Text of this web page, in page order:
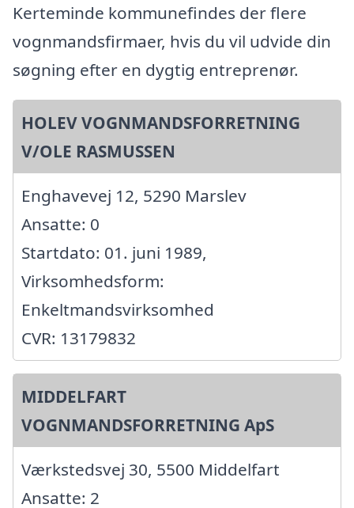
Kerteminde kommunefindes der flere
vognmandsfirmaer, hvis du vil udvide din
søgning efter en dygtig entreprenør.
HOLEV VOGNMANDSFORRETNING
V/OLE RASMUSSEN
Enghavevej 12, 5290 Marslev
Ansatte: 0
Startdato: 01. juni 1989,
Virksomhedsform:
Enkeltmandsvirksomhed
CVR: 13179832
MIDDELFART
VOGNMANDSFORRETNING ApS
Værkstedsvej 30, 5500 Middelfart
Ansatte: 2